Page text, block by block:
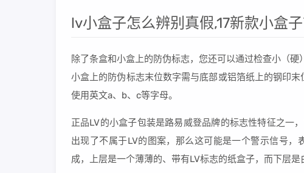
lv小盒子怎么辨别真假,17新款小盒
除了条盒和小盒上的防伪标志，您还可以通过检查小（
小盒上的防伪标志末位数字需与底部或铝箔纸上的钢印
使用英文a、b、c等字母。
正品LV的小盒子包装是路易威登品牌的标志性特征之一
出现了不属于LV的图案，那么这可能是一个警示信号
成，上层是一个薄薄的、带有LV标志的纸盒子，而下层是